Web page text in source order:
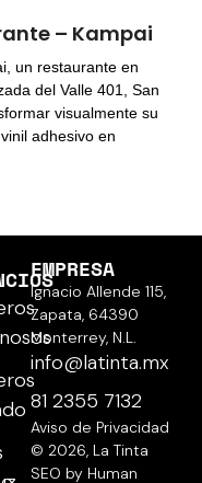
– Kampai
un restaurante en
del Valle 401, San
visualmente su
adhesivo en
EMPRESA
Ignacio Allende 115,
Zapata, 64390
Monterrey, N.L.
info@latinta.mx
81 2355 7132
Aviso de Privacidad
© 2026, La Tinta
SEO by Human